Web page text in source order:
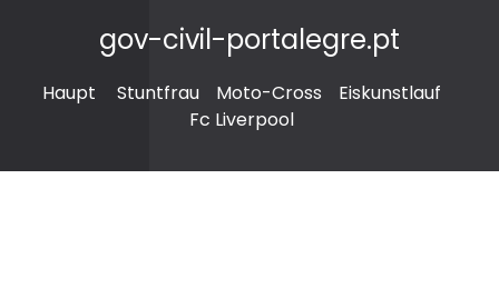
gov-civil-portalegre.pt
Haupt Stuntfrau Moto-Cross
Eiskunstlauf
Fc Liverpool